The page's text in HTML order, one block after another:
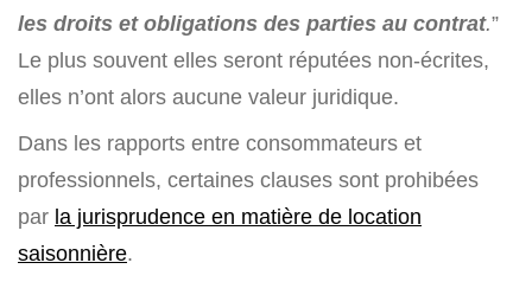
les droits et obligations des parties au contrat.”
Le plus souvent elles seront réputées non-écrites,
elles n’ont alors aucune valeur juridique.
Dans les rapports entre consommateurs et
professionnels, certaines clauses sont prohibées
par la jurisprudence en matière de location
saisonnière.